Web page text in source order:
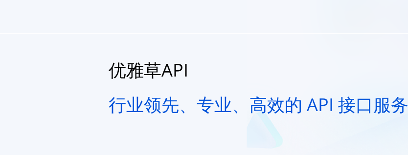
优雅草API
行业领先、专业、高效的 API 接口服务